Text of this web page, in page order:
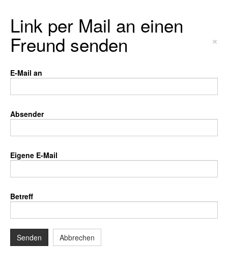
Link per Mail an einen
Freund senden ×
E-Mail an
Absender
Eigene E-Mail
Betreff
Senden Abbrechen